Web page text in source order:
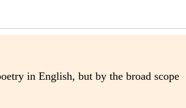
in English, but by the broad scope